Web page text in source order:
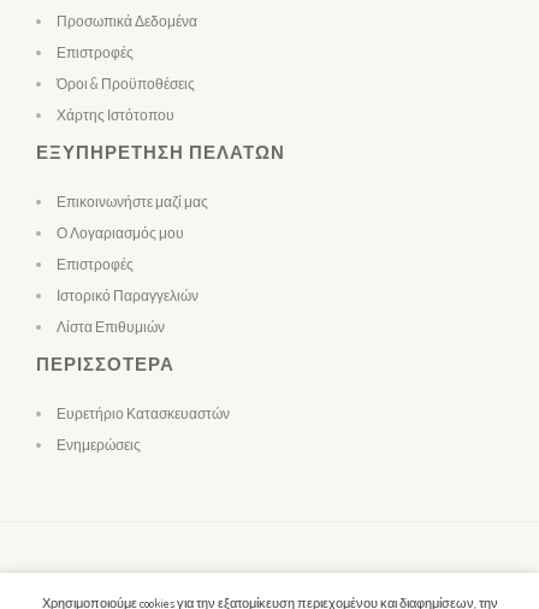
Χρησιμοποιούμε cookies για την εξατομίκευση περιεχομένου και διαφημίσεων, την
Προσωπικά Δεδομένα
Επιστροφές
Όροι & Προϋποθέσεις
Χάρτης Ιστότοπου
ΕΞΥΠΗΡΈΤΗΣΗ ΠΕΛΑΤΏΝ
Επικοινωνήστε μαζί μας
Ο Λογαριασμός μου
Επιστροφές
Ιστορικό Παραγγελιών
Λίστα Επιθυμιών
ΠΕΡΙΣΣΌΤΕΡΑ
Ευρετήριο Κατασκευαστών
Ενημερώσεις